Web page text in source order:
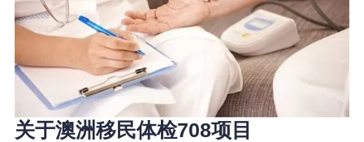
关于澳洲移民体检708项目